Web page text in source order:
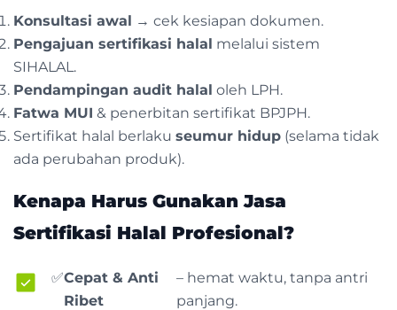
Konsultasi awal → cek kesiapan dokumen.
Pengajuan sertifikasi halal melalui sistem
SIHALAL.
Pendampingan audit halal oleh LPH.
Fatwa MUI & penerbitan sertifikat BPJPH.
Sertifikat halal berlaku seumur hidup (selama tidak
ada perubahan produk).
Kenapa Harus Gunakan Jasa
Sertifikasi Halal Profesional?
✅Cepat & Anti
Ribet
– hemat waktu, tanpa antri
panjang.